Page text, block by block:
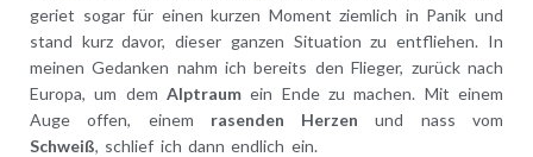
geriet sogar für einen kurzen Moment ziemlich in Panik und
stand kurz davor, dieser ganzen Situation zu entfliehen. In
meinen Gedanken nahm ich bereits den Flieger, zurück nach
Europa, um dem Alptraum ein Ende zu machen. Mit einem
Auge offen, einem rasenden Herzen und nass vom
Schweiß, schlief ich dann endlich ein.